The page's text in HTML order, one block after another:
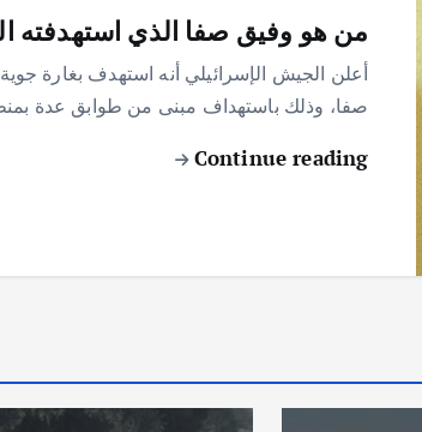
من هو وفيق صفا الذي استهدفته
أعلن الجيش الإسرائيلي أنه استهدف بغارة
صفا، وذلك باستهداف مبنى من طوابق عدة
Continue reading